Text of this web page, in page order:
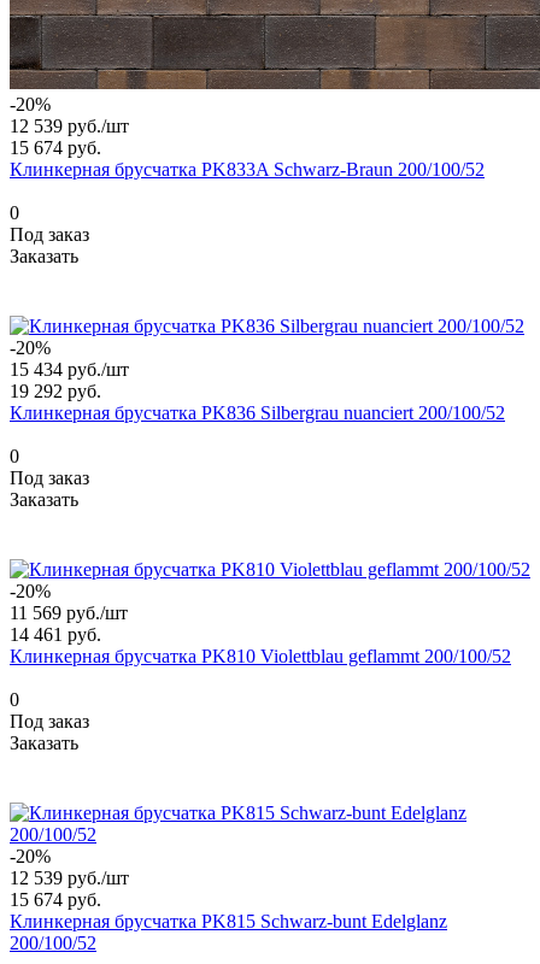
-20%
12 539 руб./шт
15 674 руб.
Клинкерная брусчатка PK833A Schwarz-Braun 200/100/52
0
Под заказ
Заказать
-20%
15 434 руб./шт
19 292 руб.
Клинкерная брусчатка PK836 Silbergrau nuanciert 200/100/52
0
Под заказ
Заказать
-20%
11 569 руб./шт
14 461 руб.
Клинкерная брусчатка PK810 Violettblau geflammt 200/100/52
0
Под заказ
Заказать
-20%
12 539 руб./шт
15 674 руб.
Клинкерная брусчатка PK815 Schwarz-bunt Edelglanz
200/100/52